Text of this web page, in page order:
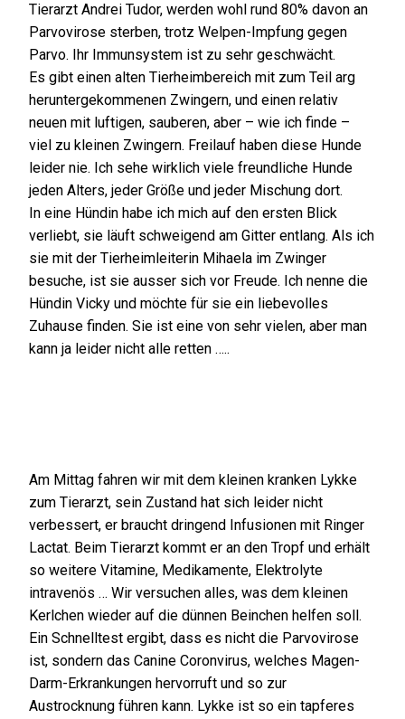
Tierarzt Andrei Tudor, werden wohl rund 80% davon an
Parvovirose sterben, trotz Welpen-Impfung gegen
Parvo. Ihr Immunsystem ist zu sehr geschwächt.
Es gibt einen alten Tierheimbereich mit zum Teil arg
heruntergekommenen Zwingern, und einen relativ
neuen mit luftigen, sauberen, aber – wie ich finde –
viel zu kleinen Zwingern. Freilauf haben diese Hunde
leider nie. Ich sehe wirklich viele freundliche Hunde
jeden Alters, jeder Größe und jeder Mischung dort.
In eine Hündin habe ich mich auf den ersten Blick
verliebt, sie läuft schweigend am Gitter entlang. Als ich
sie mit der Tierheimleiterin Mihaela im Zwinger
besuche, ist sie ausser sich vor Freude. Ich nenne die
Hündin Vicky und möchte für sie ein liebevolles
Zuhause finden. Sie ist eine von sehr vielen, aber man
kann ja leider nicht alle retten …..
Am Mittag fahren wir mit dem kleinen kranken Lykke
zum Tierarzt, sein Zustand hat sich leider nicht
verbessert, er braucht dringend Infusionen mit Ringer
Lactat. Beim Tierarzt kommt er an den Tropf und erhält
so weitere Vitamine, Medikamente, Elektrolyte
intravenös … Wir versuchen alles, was dem kleinen
Kerlchen wieder auf die dünnen Beinchen helfen soll.
Ein Schnelltest ergibt, dass es nicht die Parvovirose
ist, sondern das Canine Coronvirus, welches Magen-
Darm-Erkrankungen hervorruft und so zur
Austrocknung führen kann. Lykke ist so ein tapferes